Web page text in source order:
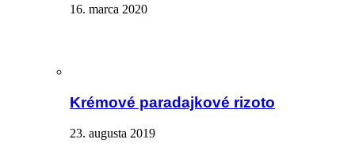
16. marca 2020
Krémové paradajkové rizoto
23. augusta 2019